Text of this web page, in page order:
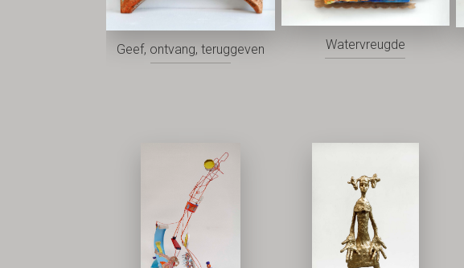
Geef, ontvang, teruggeven Watervreugde